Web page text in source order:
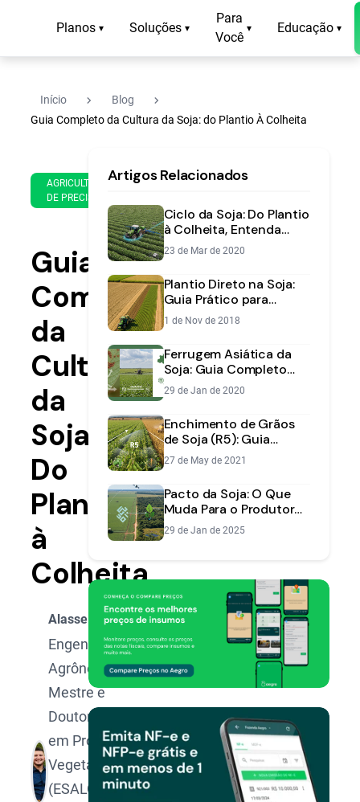
Planos ▾ Soluções ▾
Para
Você
▾ Educação ▾
Início navigate_next Blog navigate_next
Guia Completo da Cultura da Soja: do Plantio À Colheita
AGRICULTURA
DE PRECISÃO
de
de
2025
min
leitura
Guia
Completo
da
Cultura
da
Soja:
Do
Plantio
à
Colheita
Alasse Oliveira
Engenheiro
Agrônomo,
Mestre e
Doutorando
em Produção
Vegetal pela
(ESALQ/USP).
Artigos Relacionados
Ciclo da Soja: Do Plantio
à Colheita, Entenda
Todas as Etapas
23 de Mar de 2020
Plantio Direto na Soja:
Guia Prático para
Aumentar a
Produtividade
1 de Nov de 2018
Ferrugem Asiática da
Soja: Guia Completo
sobre Ciclo,
Identificação e Manejo
29 de Jan de 2020
Enchimento de Grãos
de Soja (R5): Guia
Completo para Proteger
sua Produtividade
27 de May de 2021
Pacto da Soja: O Que
Muda Para o Produtor
Rural?
29 de Jan de 2025